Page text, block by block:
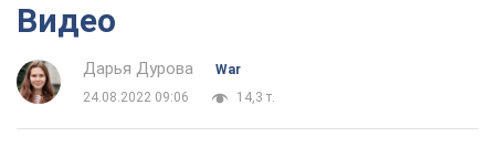
Видео
Дарья Дурова
War
24.08.2022 09:06
14,3 т.